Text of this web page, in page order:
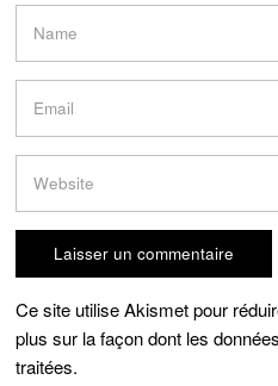
Ce site utilise Akismet pour
plus sur la façon dont les
traitées.